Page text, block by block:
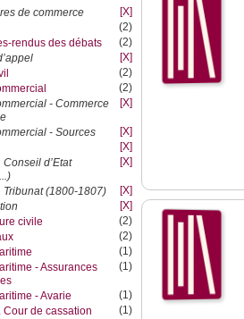
de commerce
[X]
(2)
rendus des débats
(2)
[X]
(2)
(2)
- Commerce
[X]
- Sources
[X]
[X]
Conseil d’Etat
[X]
Tribunat (1800-1807)
[X]
[X]
civile
(2)
(2)
(1)
- Assurances
(1)
- Avarie
(1)
Cour de cassation
(1)